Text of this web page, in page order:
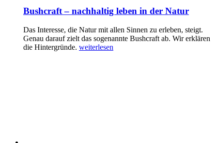
Bushcraft – nachhaltig leben in der Natur
Das Interesse, die Natur mit allen Sinnen zu erleben, steigt.
Genau darauf zielt das sogenannte Bushcraft ab. Wir erklären
die Hintergründe. weiterlesen